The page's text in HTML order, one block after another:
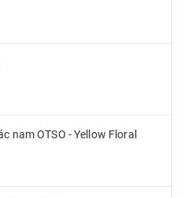
nam OTSO - Yellow Floral